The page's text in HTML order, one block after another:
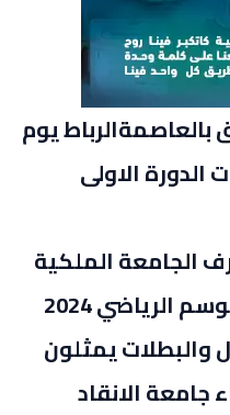
يوم
2024فعاليات الدورة الاولى
الجامعة الملكية
الرياضي 2024
والبطلات يمثلون
جامعة الانقاد